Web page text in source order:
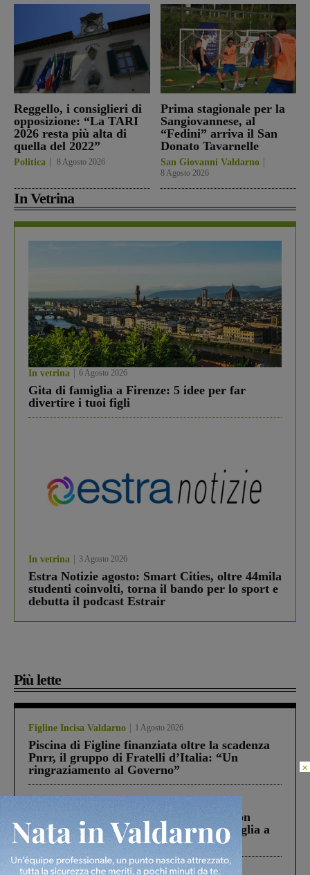
Reggello, i consiglieri di
opposizione: “La TARI
2026 resta più alta di
quella del 2022”
Politica 8 Agosto 2026
Prima stagionale per la
Sangiovannese, al
“Fedini” arriva il San
Donato Tavarnelle
San Giovanni Valdarno
8 Agosto 2026
In Vetrina
In vetrina 6 Agosto 2026
Gita di famiglia a Firenze: 5 idee per far
divertire i tuoi figli
In vetrina 3 Agosto 2026
Estra Notizie agosto: Smart Cities, oltre 44mila
studenti coinvolti, torna il bando per lo sport e
debutta il podcast Estrair
Più lette
Figline Incisa Valdarno 1 Agosto 2026
Piscina di Figline finanziata oltre la scadenza
Pnrr, il gruppo di Fratelli d’Italia: “Un
ringraziamento al Governo”
Scomparso da una struttura di Castiglion
Fiorentino l’uomo che aveva ucciso la figlia a
Levane nel 2020
Cronaca 4 Agosto 2026
×